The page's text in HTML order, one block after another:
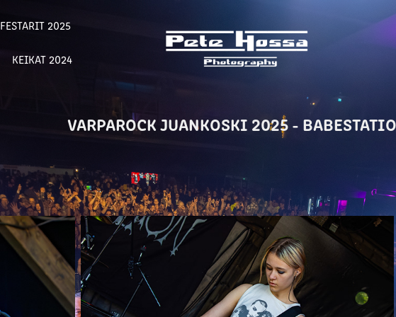
FESTARIT 2025
KEIKAT 2024
VARPAROCK JUANKOSKI 2025 -